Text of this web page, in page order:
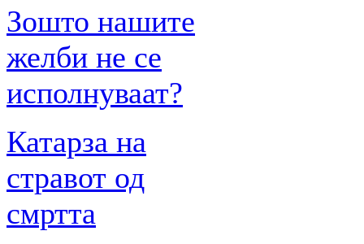
Зошто нашите
желби не се
исполнуваат?
Катарза на
стравот од
смртта